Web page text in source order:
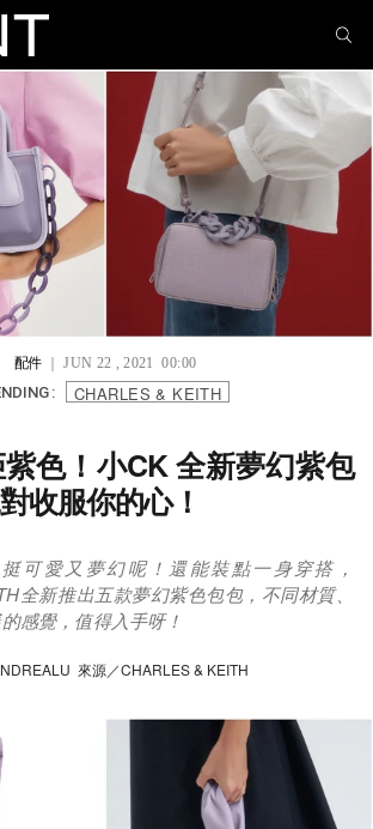
配件｜ JUN 22 , 2021 00:00
: CHARLES & KEITH
色！小CK 全新夢幻紫包
收服你的心！
可愛又夢幻呢！還能裝點一身穿搭，
全新推出五款夢幻紫色包包，不同材質、
感覺，值得入手呀！
來源／CHARLES & KEITH